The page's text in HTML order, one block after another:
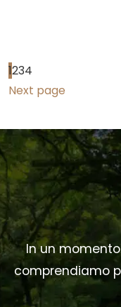
1234
Next page
In un
comprendiamo